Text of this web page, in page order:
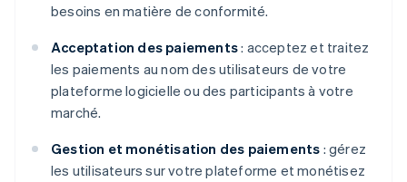
besoins en matière de conformité.
Acceptation des paiements: acceptez et traitez
les paiements au nom des utilisateurs de votre
plateforme logicielle ou des participants à votre
marché.
Gestion et monétisation des paiements : gérez
les utilisateurs sur votre plateforme et monétisez